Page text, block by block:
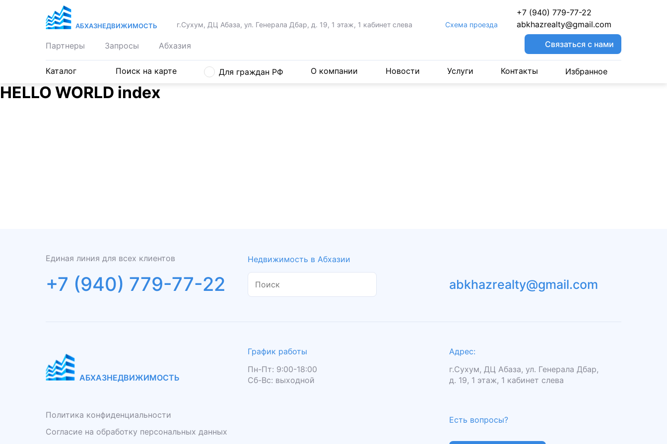
АБХАЗНЕДВИЖИМОСТЬ г.Сухум, ДЦ Абаза, ул. Генерала Дбар, д. 19, 1 этаж, 1 кабинет слева Cхема проезда
+7 (940) 779-77-22
abkhazrealty@gmail.com
Партнеры Запросы Абхазия Связаться с нами
Каталог Поиск на карте Для граждан РФ О компании Новости Услуги Контакты Избранное
HELLO WORLD index
Единая линия для всех клиентов
+7 (940) 779-77-22
Недвижимость в Абхазии
abkhazrealty@gmail.com
АБХАЗНЕДВИЖИМОСТЬ
График работы
Пн-Пт: 9:00-18:00
Сб-Вс: выходной
Адрес:
г.Сухум, ДЦ Абаза, ул. Генерала Дбар,
д. 19, 1 этаж, 1 кабинет слева
Политика конфиденциальности
Согласие на обработку персональных данных
Есть вопросы?